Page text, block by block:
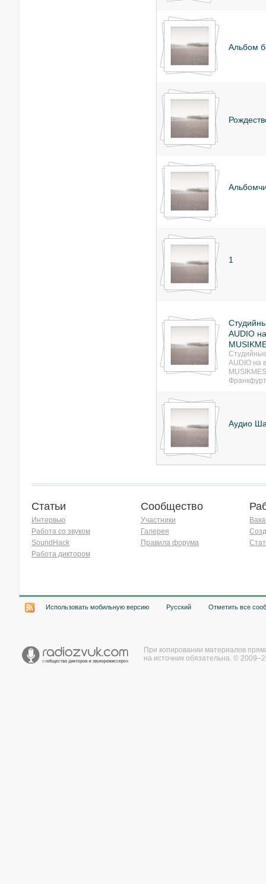
Альбом
1
AUDIO
AUDIO на
Аудио
Статьи
Интервью
Работа со звуком
SoundHack
Работа диктором
Сообщество
Участники
Галерея
Правила форума
Использовать мобильную версию Русский Отметить все
При копировании материалов
на источник обязательна. ©